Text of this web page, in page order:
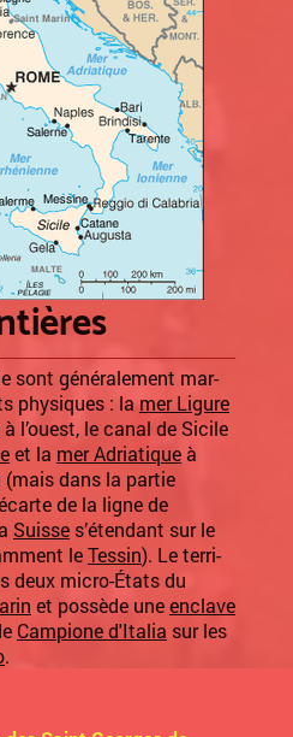
sont généralement mar-
physiques : la mer Ligure
à l’ouest, le canal de Sicile
et la mer Adriatiqueà
(mais dans la partie
de la ligne de
Suisse s’étendant sur le
leTessin). Le terri-
deux micro-États du
et possède uneenclave
Campione d'Italia sur les
.